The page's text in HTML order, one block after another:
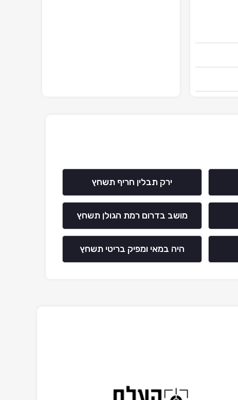
ירק תבלין חריף תשחץ
מושב בדרום רמת הגולן תשחץ
היה במאי ומפיק בריטי תשחץ